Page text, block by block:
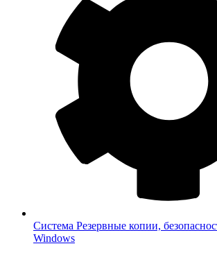
Система Резервные копии,
Windows